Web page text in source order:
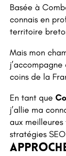
Basée à
connais en
territoire
Mais mon
coins de la
En tant que
j’allie ma
aux
stratégies